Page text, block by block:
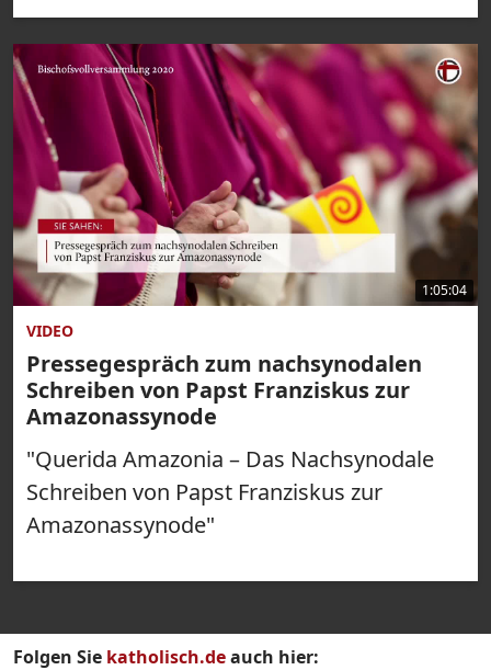
1:05:04
VIDEO
Pressegespräch zum nachsynodalen
Schreiben von Papst Franziskus zur
Amazonassynode
"Querida Amazonia – Das Nachsynodale
Schreiben von Papst Franziskus zur
Amazonassynode"
Folgen Sie katholisch.deauch hier: